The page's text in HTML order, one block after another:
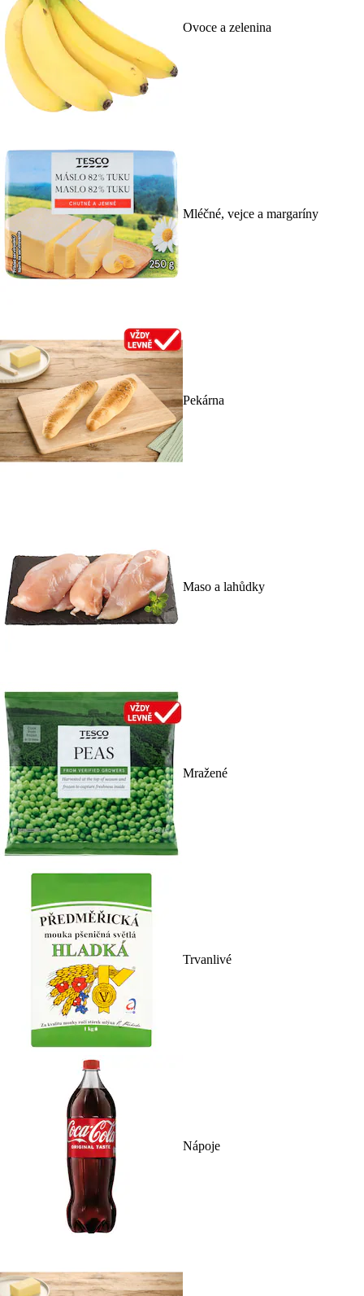
Ovoce a zelenina
Mléčné, vejce a margaríny
Pekárna
Maso a lahůdky
Mražené
Trvanlivé
Nápoje